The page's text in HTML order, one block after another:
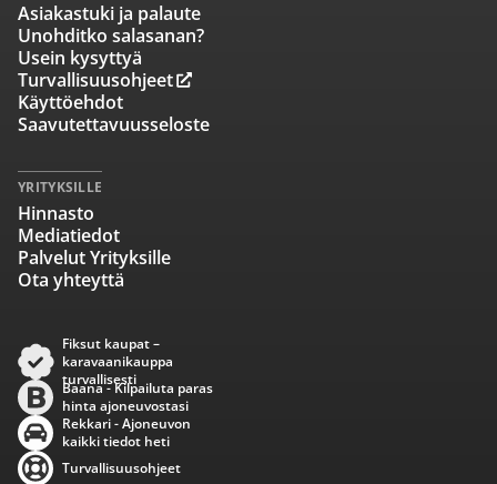
Asiakastuki ja palaute
Unohditko salasanan?
Usein kysyttyä
Turvallisuusohjeet
Käyttöehdot
Saavutettavuusseloste
YRITYKSILLE
Hinnasto
Mediatiedot
Palvelut Yrityksille
Ota yhteyttä
Fiksut kaupat –
karavaanikauppa
turvallisesti
Baana - Kilpailuta paras
hinta ajoneuvostasi
Rekkari - Ajoneuvon
kaikki tiedot heti
Turvallisuusohjeet